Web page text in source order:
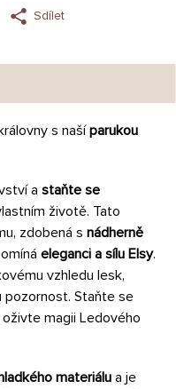
Sdílet
s našíparukou
a staňte se
životě. Tato
zdobená s nádherně
eleganci a sílu Elsy.
vzhledu lesk,
pozornost. Staňte se
magii Ledového
materiálua je